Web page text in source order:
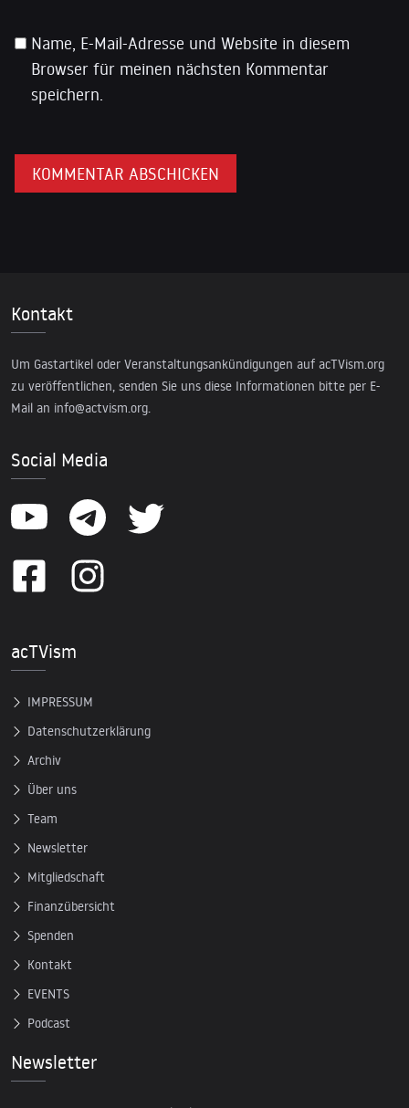
Name, E-Mail-Adresse und Website in diesem
Browser für meinen nächsten Kommentar
speichern.
Kontakt
Um Gastartikel oder Veranstaltungsankündigungen auf acTVism.org
zu veröffentlichen, senden Sie uns diese Informationen bitte per E-
Mail an info@actvism.org.
Social Media
acTVism
IMPRESSUM
Datenschutzerklärung
Archiv
Über uns
Team
Newsletter
Mitgliedschaft
Finanzübersicht
Spenden
Kontakt
EVENTS
Podcast
Newsletter